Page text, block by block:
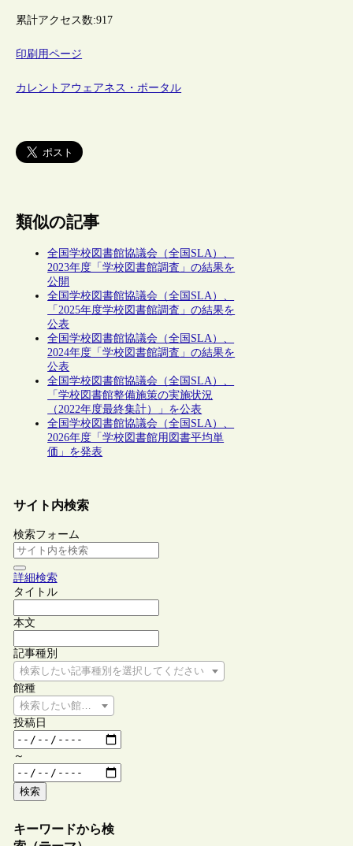
累計アクセス数:917
印刷用ページ
カレントアウェアネス・ポータル
類似の記事
全国学校図書館協議会（全国SLA）、
2023年度「学校図書館調査」の結果を
公開
全国学校図書館協議会（全国SLA）、
「2025年度学校図書館調査」の結果を
公表
全国学校図書館協議会（全国SLA）、
2024年度「学校図書館調査」の結果を
公表
全国学校図書館協議会（全国SLA）、
「学校図書館整備施策の実施状況
（2022年度最終集計）」を公表
全国学校図書館協議会（全国SLA）、
2026年度「学校図書館用図書平均単
価」を発表
サイト内検索
検索フォーム
詳細検索
タイトル
本文
記事種別
検索したい記事種別を選択してください
館種
検索したい館種を選択してください
投稿日
～
検索
キーワードから検